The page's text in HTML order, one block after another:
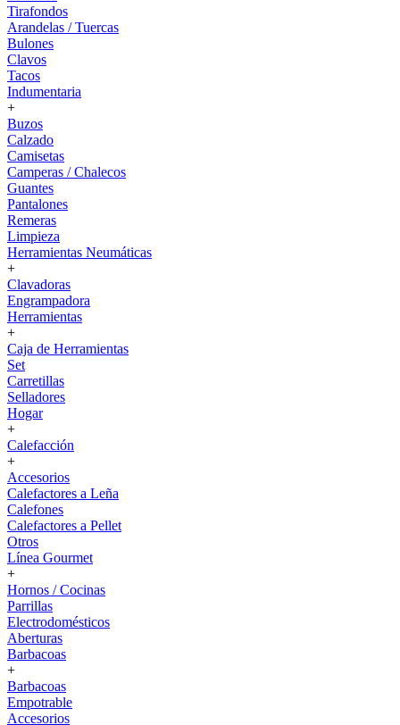
Tirafondos
Arandelas / Tuercas
Bulones
Clavos
Tacos
Indumentaria
+
Buzos
Calzado
Camisetas
Camperas / Chalecos
Guantes
Pantalones
Remeras
Limpieza
Herramientas Neumáticas
+
Clavadoras
Engrampadora
Herramientas
+
Caja de Herramientas
Set
Carretillas
Selladores
Hogar
+
Calefacción
+
Accesorios
Calefactores a Leña
Calefones
Calefactores a Pellet
Otros
Línea Gourmet
+
Hornos / Cocinas
Parrillas
Electrodomésticos
Aberturas
Barbacoas
+
Barbacoas
Empotrable
Accesorios